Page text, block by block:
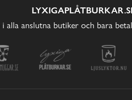
i alla anslutna butiker och bara